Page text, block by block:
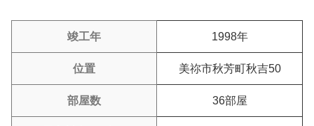
竣工年 1998年
位置 美祢市秋芳町秋吉50
部屋数 36部屋